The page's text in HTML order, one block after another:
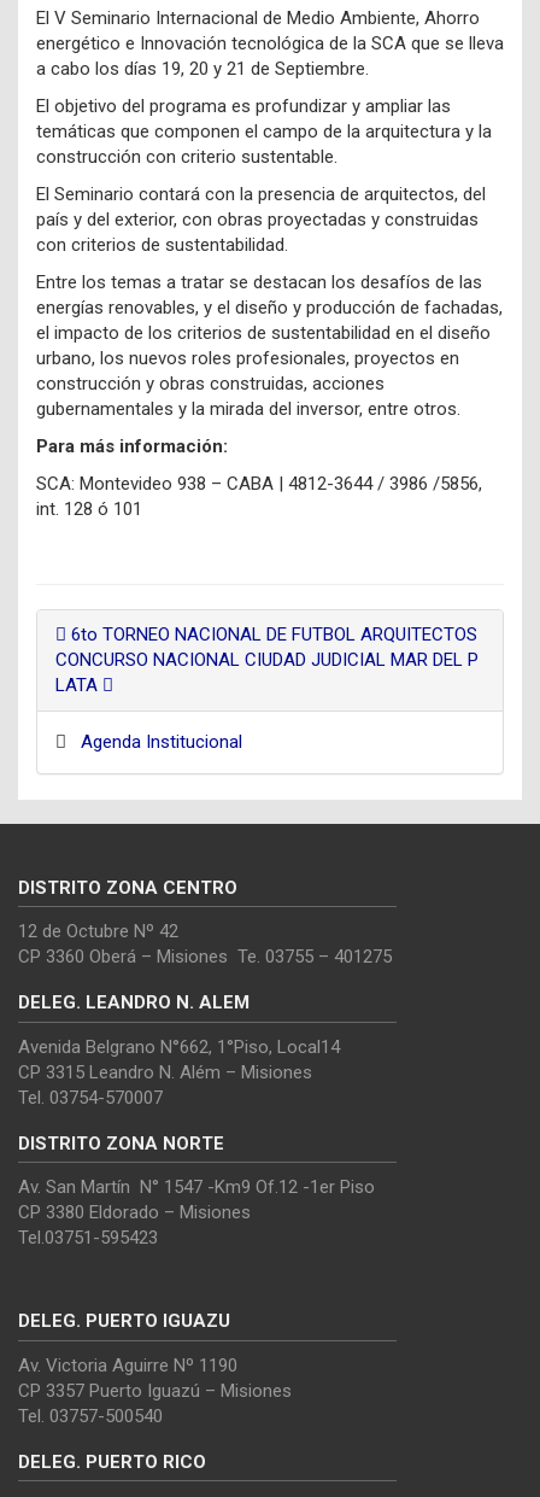
El V Seminario Internacional de Medio Ambiente, Ahorro
energético e Innovación tecnológica de la SCA que se lleva
a cabo los días 19, 20 y 21 de Septiembre.
El objetivo del programa es profundizar y ampliar las
temáticas que componen el campo de la arquitectura y la
construcción con criterio sustentable.
El Seminario contará con la presencia de arquitectos, del
país y del exterior, con obras proyectadas y construidas
con criterios de sustentabilidad.
Entre los temas a tratar se destacan los desafíos de las
energías renovables, y el diseño y producción de fachadas,
el impacto de los criterios de sustentabilidad en el diseño
urbano, los nuevos roles profesionales, proyectos en
construcción y obras construidas, acciones
gubernamentales y la mirada del inversor, entre otros.
Para más información:
SCA: Montevideo 938 – CABA | 4812-3644 / 3986 /5856,
int. 128 ó 101
6to TORNEO NACIONAL DE FUTBOL ARQUITECTOS
CONCURSO NACIONAL CIUDAD JUDICIAL MAR DEL P
LATA
Agenda Institucional
DISTRITO ZONA CENTRO
12 de Octubre Nº 42
CP 3360 Oberá – Misiones Te. 03755 – 401275
DELEG. LEANDRO N. ALEM
Avenida Belgrano N°662, 1°Piso, Local14
CP 3315 Leandro N. Além – Misiones
Tel. 03754-570007
DISTRITO ZONA NORTE
Av. San Martín N° 1547 -Km9 Of.12 -1er Piso
CP 3380 Eldorado – Misiones
Tel.03751-595423
DELEG. PUERTO IGUAZU
Av. Victoria Aguirre Nº 1190
CP 3357 Puerto Iguazú – Misiones
Tel. 03757-500540
DELEG. PUERTO RICO